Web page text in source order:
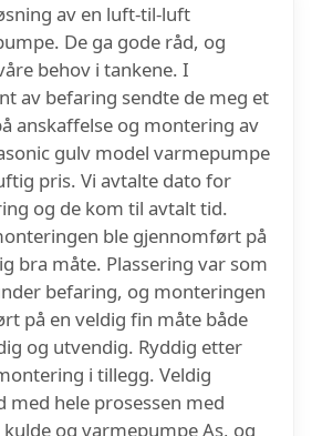
av en luft-til-luft
De ga gode råd, og
behov i tankene. I
av befaring sendte de meg et
anskaffelse og montering av
gulv model varmepumpe
pris. Vi avtalte dato for
og de kom til avtalt tid.
ble gjennomført på
bra måte. Plassering var som
befaring, og monteringen
på en veldig fin måte både
og utvendig. Ryddig etter
i tillegg. Veldig
med hele prosessen med
kulde og varmepumpe As, og